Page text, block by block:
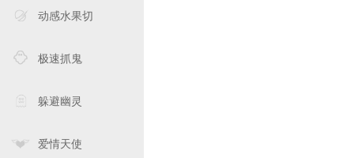
动感水果切
极速抓鬼
躲避幽灵
爱情天使